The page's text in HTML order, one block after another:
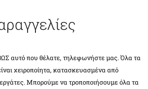
αυτό που θέλατε, τηλεφωνήστε μας. Όλα τα
χειροποίητα, κατασκευασμένα από
Μπορούμε να τροποποιήσουμε όλα τα